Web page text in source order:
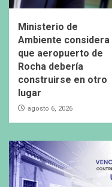
Ministerio de
Ambiente considera
que aeropuerto de
Rocha debería
construirse en otro
lugar
agosto 6, 2026